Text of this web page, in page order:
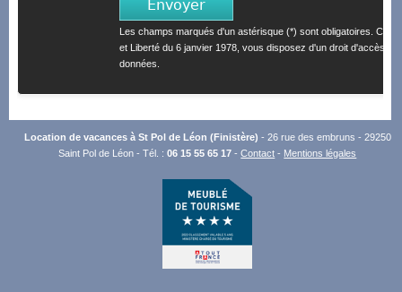
Les champs marqués d'un astérisque (*) sont obligatoires.
et Liberté du 6 janvier 1978, vous disposez d'un droit d'accès et
données.
Location de vacances à St Pol de Léon (Finistère) - 26 rue des embruns - 29250
Saint Pol de Léon - Tél. :06 15 55 65 17 -Contact - Mentions légales